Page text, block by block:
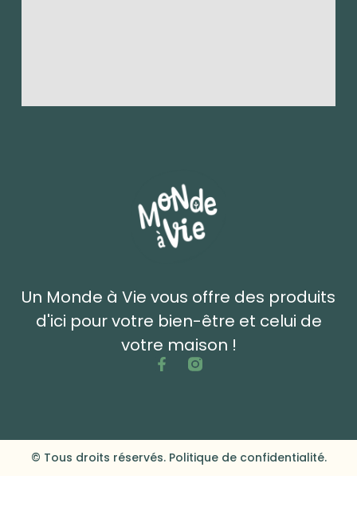
Un Monde à Vie vous offre des produits
d'ici pour votre bien-être et celui de
votre maison !
© Tous droits réservés. Politique de confidentialité.